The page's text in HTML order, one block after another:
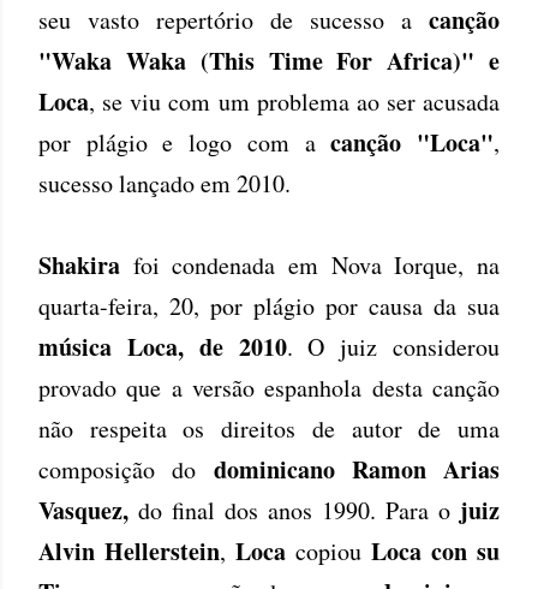
seu vasto repertório de sucesso a canção
"Waka Waka (This Time For Africa)" e
Loca, se viu com um problema ao ser acusada
por plágio e logo com acanção "Loca",
sucesso lançado em 2010.
Shakira foi condenada em Nova Iorque, na
quarta-feira, 20, por plágio por causa da sua
música Loca, de 2010. O juiz considerou
provado que a versão espanhola desta canção
não respeita os direitos de autor de uma
composição do dominicano Ramon Arias
Vasquez, do final dos anos 1990. Para o juiz
Alvin Hellerstein, Loca copiou Loca con su